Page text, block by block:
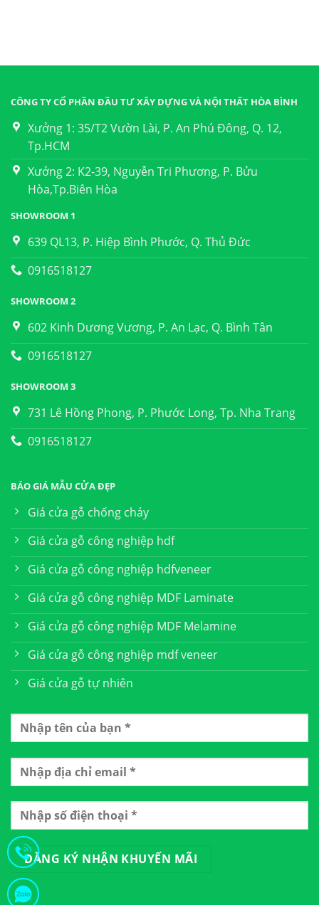
CÔNG TY CỔ PHẦN ĐẦU TƯ XÂY DỰNG VÀ NỘI THẤT HÒA BÌNH
Xưởng 1: 35/T2 Vườn Lài, P. An Phú Đông, Q. 12,
Tp.HCM
Xưởng 2: K2-39, Nguyễn Tri Phương, P. Bửu
Hòa,Tp.Biên Hòa
SHOWROOM 1
639 QL13, P. Hiệp Bình Phước, Q. Thủ Đức
0916518127
SHOWROOM 2
602 Kinh Dương Vương, P. An Lạc, Q. Bình Tân
0916518127
SHOWROOM 3
731 Lê Hồng Phong, P. Phước Long, Tp. Nha Trang
0916518127
BÁO GIÁ MẪU CỬA ĐẸP
Giá cửa gỗ chống cháy
Giá cửa gỗ công nghiệp hdf
Giá cửa gỗ công nghiệp hdfveneer
Giá cửa gỗ công nghiệp MDF Laminate
Giá cửa gỗ công nghiệp MDF Melamine
Giá cửa gỗ công nghiệp mdf veneer
Giá cửa gỗ tự nhiên